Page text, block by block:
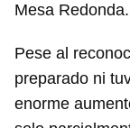
Mesa Redonda.
Pese al
preparado ni
enorme